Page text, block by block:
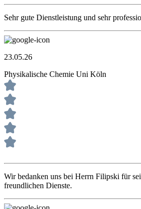
Sehr gute Dienstleistung und sehr
23.05.26
Physikalische Chemie Uni Köln
Wir bedanken uns bei Herrn Filipski für
freundlichen Dienste.